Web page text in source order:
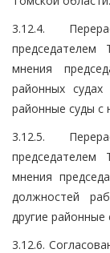
3.12.4.
мнения
районных
районные суды с
3.12.5.
мнения
должностей
другие районные
3.12.6.